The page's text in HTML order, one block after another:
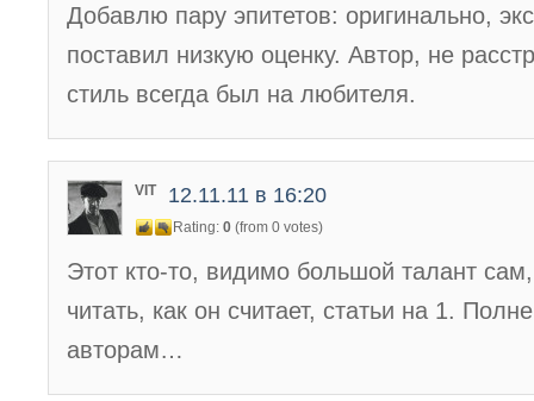
Добавлю пару эпитетов: оригинально,
поставил низкую оценку. Автор, не
стиль всегда был на любителя.
VIT 12.11.11 в 16:20
Rating: 0 (from 0 votes)
Этот кто-то, видимо большой талант
читать, как он считает, статьи на 1.
авторам…